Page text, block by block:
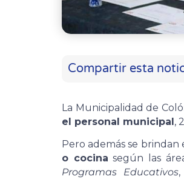
Compartir esta
La Municipalidad de
el personal municipal,
Pero además se brindan
o cocina según las
Programas Educativos,